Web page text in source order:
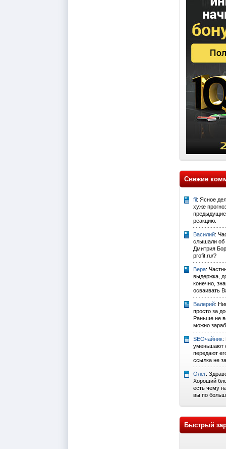
Свежие
fil: Ясное
хуже
предыдущие
реакцию.
Василий:
слышали об
Дмитрия
profit.ru/?
Вера:
выдержка,
конечно,
осваивать
Валерий:
просто за
Раньше не
можно
SEOчайник:
уменьшают
передают
ссылка не
Олег:
Хороший
есть чему
вы по
Быстрый